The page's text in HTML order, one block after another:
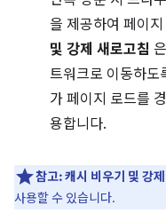
을 제공하여 페이
및 강제 새로고침
트워크로 이동하도
가 페이지 로드를
용합니다.
참고:캐시 비우기 및 강
사용할 수 있습니다.